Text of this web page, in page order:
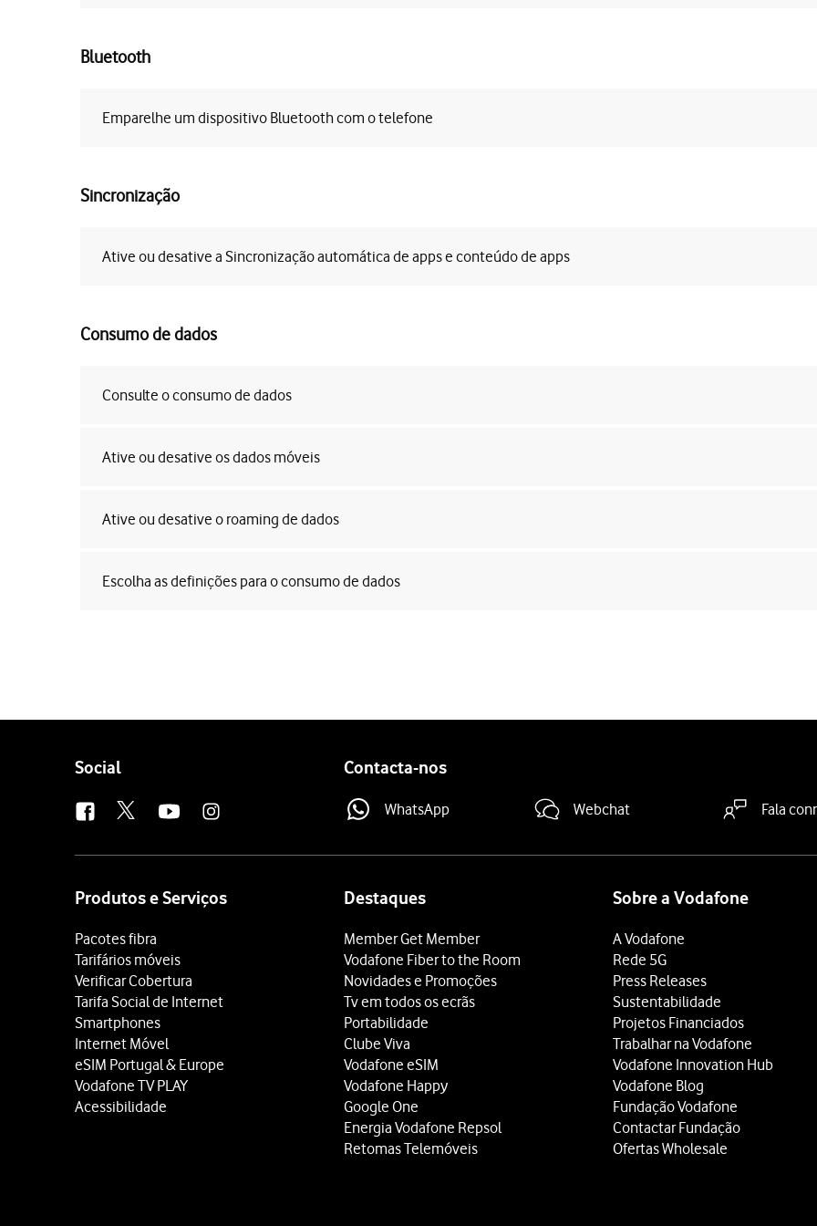
Bluetooth
Emparelhe um dispositivo Bluetooth com o telefone
Sincronização
Ative ou desative a Sincronização automática de apps e conteúdo de apps
Consumo de dados
Consulte o consumo de dados
Ative ou desative os dados móveis
Ative ou desative o roaming de dados
Escolha as definições para o consumo de dados
Follow
Social Contacta-nos
WhatsApp Webchat Fala
Produtos e Serviços
Pacotes fibra
Tarifários móveis
Verificar Cobertura
Tarifa Social de Internet
Smartphones
Internet Móvel
eSIM Portugal & Europe
Vodafone TV PLAY
Acessibilidade
Destaques
Member Get Member
Vodafone Fiber to the Room
Novidades e Promoções
Tv em todos os ecrãs
Portabilidade
Clube Viva
Vodafone eSIM
Vodafone Happy
Google One
Energia Vodafone Repsol
Retomas Telemóveis
Sobre a Vodafone
A Vodafone
Rede 5G
Press Releases
Sustentabilidade
Projetos Financiados
Trabalhar na Vodafone
Vodafone Innovation Hub
Vodafone Blog
Fundação Vodafone
Contactar Fundação
Ofertas Wholesale